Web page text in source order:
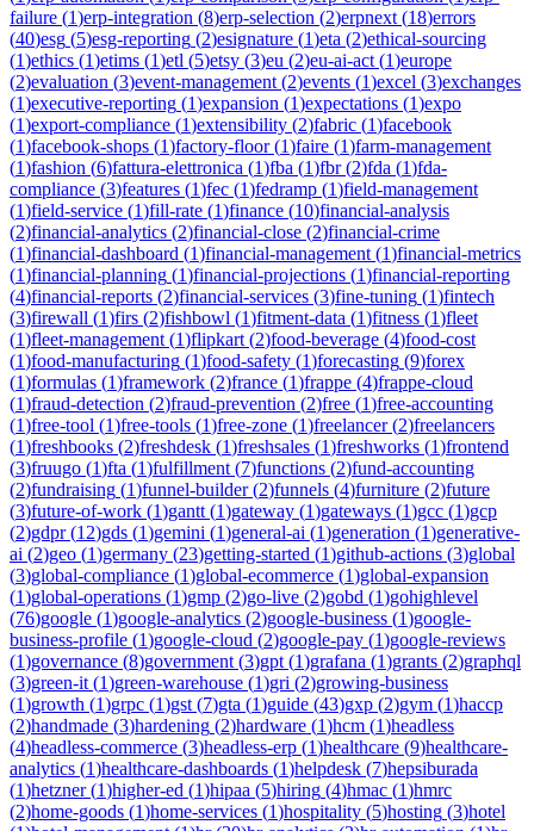
failure (1)erp-integration (8)erp-selection (2)erpnext (18)errors
(40)esg (5)esg-reporting (2)esignature (1)eta (2)ethical-sourcing
(1)ethics (1)etims (1)etl (5)etsy (3)eu (2)eu-ai-act (1)europe
(2)evaluation (3)event-management (2)events (1)excel (3)exchanges
(1)executive-reporting (1)expansion (1)expectations (1)expo
(1)export-compliance (1)extensibility (2)fabric (1)facebook
(1)facebook-shops (1)factory-floor(1)faire (1)farm-management
(1)fashion (6)fattura-elettronica (1)fba (1)fbr(2)fda (1)fda-
compliance (3)features (1)fec (1)fedramp (1)field-management
(1)field-service (1)fill-rate (1)finance (10)financial-analysis
(2)financial-analytics (2)financial-close (2)financial-crime
(1)financial-dashboard (1)financial-management (1)financial-metrics
(1)financial-planning (1)financial-projections (1)financial-reporting
(4)financial-reports (2)financial-services (3)fine-tuning (1)fintech
(3)firewall (1)firs (2)fishbowl (1)fitment-data (1)fitness (1)fleet
(1)fleet-management (1)flipkart (2)food-beverage (4)food-cost
(1)food-manufacturing (1)food-safety (1)forecasting (9)forex
(1)formulas (1)framework (2)france (1)frappe (4)frappe-cloud
(1)fraud-detection (2)fraud-prevention (2)free (1)free-accounting
(1)free-tool (1)free-tools (1)free-zone (1)freelancer(2)freelancers
(1)freshbooks (2)freshdesk (1)freshsales (1)freshworks (1)frontend
(3)fruugo (1)fta (1)fulfillment (7)functions (2)fund-accounting
(2)fundraising (1)funnel-builder(2)funnels (4)furniture (2)future
(3)future-of-work (1)gantt (1)gateway (1)gateways (1)gcc (1)gcp
(2)gdpr(12)gds (1)gemini (1)general-ai (1)generation (1)generative-
ai (2)geo (1)germany (23)getting-started (1)github-actions (3)global
(3)global-compliance (1)global-ecommerce (1)global-expansion
(1)global-operations (1)gmp (2)go-live (2)gobd (1)gohighlevel
(76)google (1)google-analytics (2)google-business (1)google-
business-profile (1)google-cloud (2)google-pay (1)google-reviews
(1)governance (8)government (3)gpt (1)grafana (1)grants (2)graphql
(3)green-it (1)green-warehouse (1)gri (2)growing-business
(1)growth (1)grpc (1)gst (7)gta (1)guide (43)gxp (2)gym (1)haccp
(2)handmade (3)hardening (2)hardware (1)hcm (1)headless
(4)headless-commerce (3)headless-erp (1)healthcare (9)healthcare-
analytics (1)healthcare-dashboards (1)helpdesk (7)hepsiburada
(1)hetzner(1)higher-ed (1)hipaa (5)hiring (4)hmac (1)hmrc
(2)home-goods (1)home-services (1)hospitality (5)hosting (3)hotel